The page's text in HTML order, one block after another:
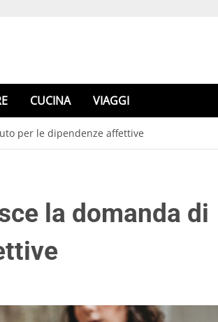
CUCINA VIAGGI
per le dipendenze affettive
la domanda di